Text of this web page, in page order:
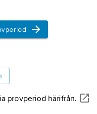
provperiod härifrån.